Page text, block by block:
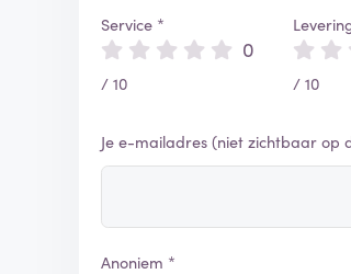
Service *
0
/ 10 / 10
Je e-mailadres (niet zichtbaar op
Anoniem *